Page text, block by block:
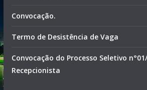
Convocação.
Termo de Desistência de Vaga
Convocação do Processo Seletivo
Recepcionista